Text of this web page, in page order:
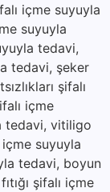
içme suyuyla
suyuyla
tedavi,
tedavi, şeker
şifalı
içme
tedavi, vitiligo
suyuyla
tedavi, boyun
şifalı içme